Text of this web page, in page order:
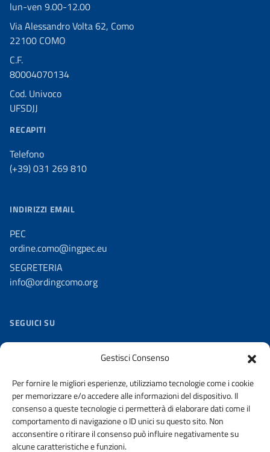
Gestisci Consenso
Per fornire le migliori esperienze, utilizziamo tecnologie come i cookie
per memorizzare e/o accedere alle informazioni del dispositivo. Il
consenso a queste tecnologie ci permetterà di elaborare dati come il
comportamento di navigazione o ID unici su questo sito. Non
acconsentire o ritirare il consenso può influire negativamente su
alcune caratteristiche e funzioni.
lun-ven 9.00-12.00
Via Alessandro Volta 62, Como
22100 COMO
C.F.
80004070134
Cod. Univoco
UFSDJJ
RECAPITI
Telefono
(+39) 031 269 810
INDIRIZZI EMAIL
PEC
ordine.como@ingpec.eu
SEGRETERIA
info@ordingcomo.org
SEGUICI SU
Facebook
Youtube
Flickr
Slideshare